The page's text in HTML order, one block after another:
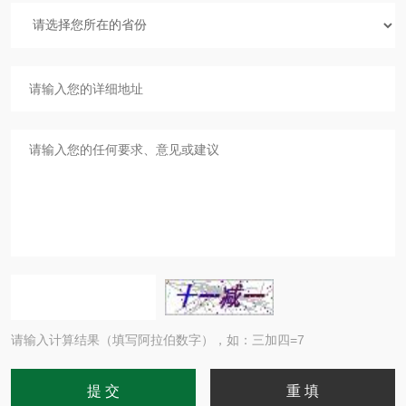
请输入计算结果（填写阿拉伯数字），如：三加四=7